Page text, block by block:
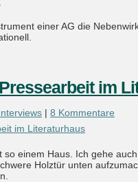
einer AG die
im
| 8 Kommentare
so einem Haus. Ich gehe
Holztür unten